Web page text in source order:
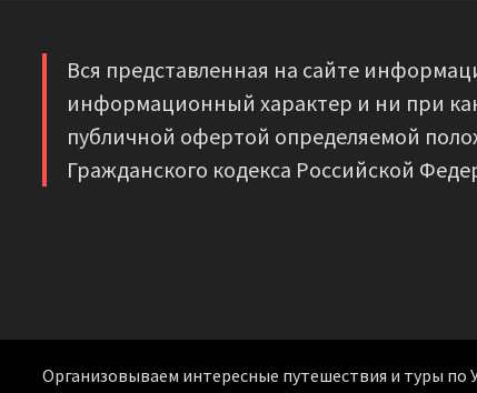
Вся представленная на сайте
информационный характер и ни при
публичной офертой определяемой
Гражданского кодекса Российской
Организовываем интересные путешествия и туры по